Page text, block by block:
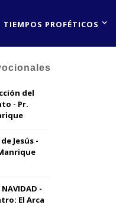
TIEMPOS PROFÉTICOS
del
- Pr.
Jesús -
NAVIDAD -
El Arca